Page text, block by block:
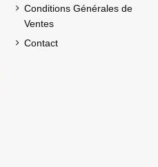
Conditions Générales de
Ventes
Contact